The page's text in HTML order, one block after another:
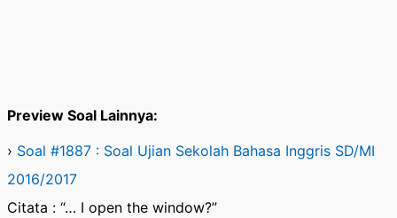
Preview Soal Lainnya:
› Soal #1887 : Soal Ujian Sekolah Bahasa Inggris SD/MI
2016/2017
Citata : “… I open the window?”